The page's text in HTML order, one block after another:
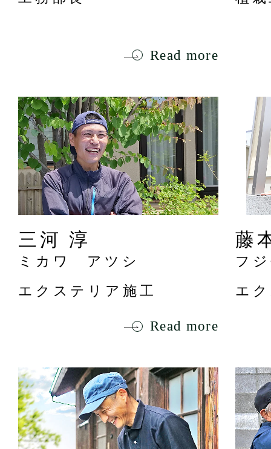
Read more
三河 淳
ミカワ アツシ
エクステリア施工
Read more
藤
フ
エ